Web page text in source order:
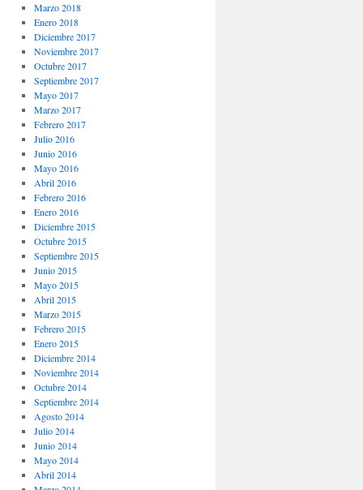
Marzo 2018
Enero 2018
Diciembre 2017
Noviembre 2017
Octubre 2017
Septiembre 2017
Mayo 2017
Marzo 2017
Febrero 2017
Julio 2016
Junio 2016
Mayo 2016
Abril 2016
Febrero 2016
Enero 2016
Diciembre 2015
Octubre 2015
Septiembre 2015
Junio 2015
Mayo 2015
Abril 2015
Marzo 2015
Febrero 2015
Enero 2015
Diciembre 2014
Noviembre 2014
Octubre 2014
Septiembre 2014
Agosto 2014
Julio 2014
Junio 2014
Mayo 2014
Abril 2014